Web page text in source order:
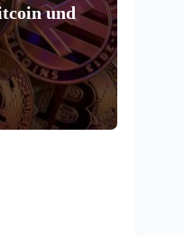
und